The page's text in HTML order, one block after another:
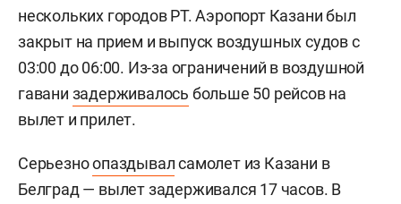
нескольких городов РТ. Аэропорт Казани был
закрыт на прием и выпуск воздушных судов с
03:00 до 06:00. Из-за ограничений в воздушной
гавани задерживалось больше 50 рейсов на
вылет и прилет.
Серьезноопаздывалсамолет из Казани в
Белград — вылет задерживался 17 часов. В